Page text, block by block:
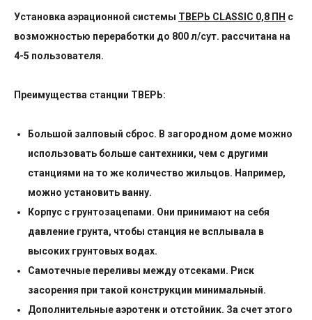
Установка аэрационной системы ТВЕРЬ CLASSIC 0,8 ПН с
возможностью переработки до 800 л/сут. рассчитана на
4-5 пользователя.
Преимущества станции ТВЕРЬ:
Большой залповый сброс. В загородном доме можно
использовать больше сантехники, чем с другими
станциями на то же количество жильцов. Например,
можно установить ванну.
Корпус с грунтозацепами. Они принимают на себя
давление грунта, чтобы станция не всплывала в
высоких грунтовых водах.
Самотечные переливы между отсеками. Риск
засорения при такой конструкции минимальный.
Дополнительные аэротенк и отстойник. За счет этого